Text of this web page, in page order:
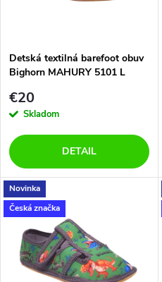
e
p
r
o
d
u
s
p
r
o
d
u
k
Detská textilná barefoot obuv
Bighorn MAHURY 5101 L
€20
Skladom
DETAIL
Novinka
Česká značka